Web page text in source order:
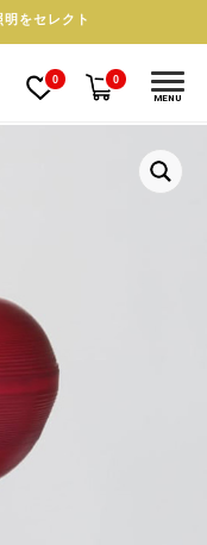
をセレクト
0 0
MENU